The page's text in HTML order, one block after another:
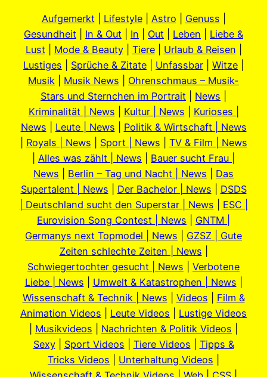
Aufgemerkt| Lifestyle| Astro Genuss
Gesundheit
In & Out In Out Leben
Liebe &
Lust| Mode & Beauty| Tiere| Urlaub & Reisen
Lustiges
Sprüche & Zitate Unfassbar Witze
Musik
Musik News
Ohrenschmaus – Musik-
Stars und Sternchen im Portrait
News
Kriminalität | News
Kultur | News
Kurioses |
News
Leute | News
Politik & Wirtschaft | News
Royals | News Sport | News
TV & Film | News
Alles was zählt | News
Bauer sucht Frau |
News
Berlin – Tag und Nacht | News
Das
Supertalent | News
Der Bachelor | News
DSDS
| Deutschland sucht den Superstar | News
ESC |
Eurovision Song Contest | News
GNTM |
Germanys next Topmodel | News
GZSZ | Gute
Zeiten schlechte Zeiten | News
Schwiegertochter gesucht | News
Verbotene
Liebe | News
Umwelt & Katastrophen | News
Wissenschaft & Technik | News
Videos
Film &
Animation Videos
Leute Videos
Lustige Videos
Musikvideos Nachrichten & Politik Videos
Sexy| Sport Videos Tiere Videos
Tipps &
Tricks Videos
Unterhaltung Videos